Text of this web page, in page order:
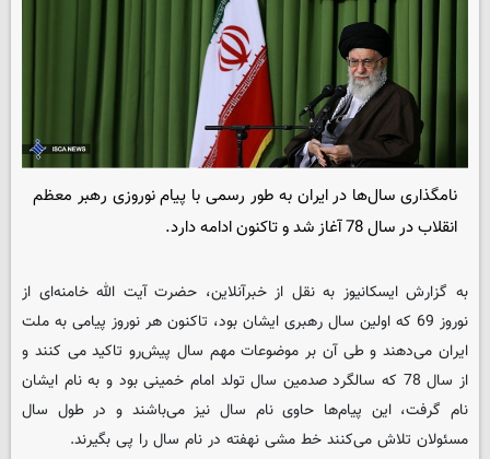
نامگذاری سال‌ها در ایران به طور رسمی با پیام نوروزی رهبر معظم
انقلاب در سال 78 آغاز شد و تاکنون ادامه دارد.
به گزارش ایسکانیوز به نقل از خبرآنلاین، حضرت آیت الله خامنه‌ای از
نوروز 69 که اولین سال رهبری ایشان بود، تاکنون هر نوروز پیامی به ملت
ایران می‌دهند و طی آن بر موضوعات مهم سال پیش‌رو تاکید می کنند و
از سال 78 که سالگرد صدمین سال تولد امام خمینی بود و به نام ایشان
نام گرفت، این پیام‌ها حاوی نام سال نیز می‌باشند و در طول سال
مسئولان تلاش می‌کنند خط مشی نهفته در نام سال را پی بگیرند.